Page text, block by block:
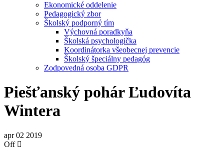
Ekonomické oddelenie
Pedagogický zbor
Školský podporný tím
Výchovná poradkyňa
Školská psychologička
Koordinátorka všeobecnej prevencie
Školský špeciálny pedagóg
Zodpovedná osoba GDPR
Piešťanský pohár Ľudovíta
Wintera
apr02 2019
Off